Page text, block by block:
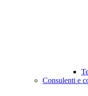
Consulenti e